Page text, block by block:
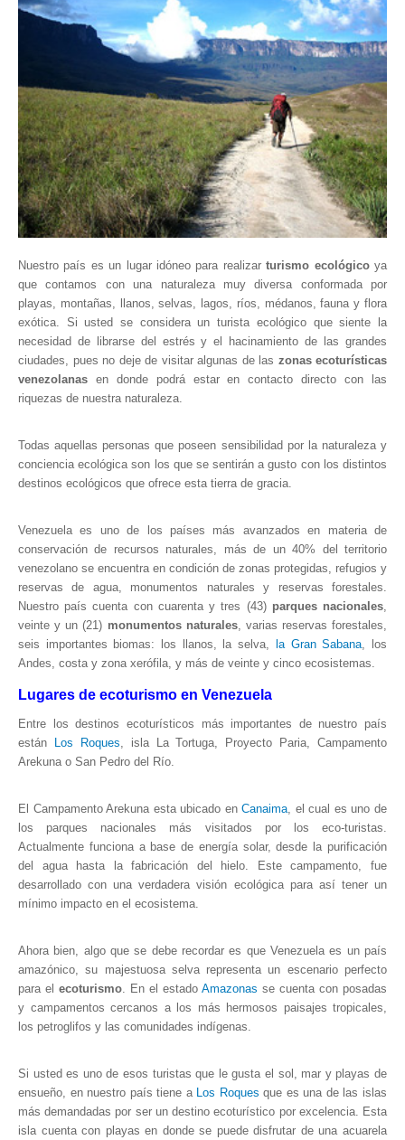
Parque Nacional Sierra Nevada
Parque Nacional Cinaruco-Capanaparo
Parque Nacional Parima-Tapirapeco
Parque Nacional Jaua-Sarisariñama
Ecoturismo en Venezuela
Montañas y Llanos
Zona Costera Venezolana
Amazonas
Delta Amacuro
Estado Sucre
La Colonia Tovar
La Gran Sabana
Mérida
Museos y otros sitios de interés en Anzoátegui
Museos y otros sitios de interés en Aragua
Museos y otros sitios de interés en Falcón
Museos y otros sitios de interés en Sucre
Puerto La Cruz
Destinos Turísticos
Noticias turísticas
Gastronomía
Cocinando a mi manera
Servicios
Hosting / Alojamiento para Websites
Publicidad
Tienda en línea
Nuestro país es un lugar idóneo para realizarturismo ecológicoya
que contamos con una naturaleza muy diversa conformada por
playas, montañas, llanos, selvas, lagos, ríos, médanos, fauna y flora
exótica. Si usted se considera un turista ecológico que siente la
necesidad de librarse del estrés y el hacinamiento de las grandes
ciudades, pues no deje de visitar algunas de las zonas ecoturísticas
venezolanas en donde podrá estar en contacto directo con las
riquezas de nuestra naturaleza.
Todas aquellas personas que poseen sensibilidad por la naturaleza y
conciencia ecológica son los que se sentirán a gusto con los distintos
destinos ecológicos que ofrece esta tierra de gracia.
Venezuela es uno de los países más avanzados en materia de
conservación de recursos naturales, más de un 40% del territorio
venezolano se encuentra en condición de zonas protegidas, refugios y
reservas de agua, monumentos naturales y reservas forestales.
Nuestro país cuenta con cuarenta y tres (43) parques nacionales
veinte y un (21) monumentos naturales, varias reservas forestales,
seis importantes biomas: los llanos, la selva, la Gran Sabana , los
Andes, costa y zona xerófila, y más de veinte y cinco ecosistemas.
Lugares de ecoturismo en Venezuela
Entre los destinos ecoturísticos más importantes de nuestro país
están Los Roques , isla La Tortuga, Proyecto Paria, Campamento
Arekuna o San Pedro del Río.
El Campamento Arekuna esta ubicado enCanaima , el cual es uno de
los parques nacionales más visitados por los eco-turistas.
Actualmente funciona a base de energía solar, desde la purificación
del agua hasta la fabricación del hielo. Este campamento, fue
desarrollado con una verdadera visión ecológica para así tener un
mínimo impacto en el ecosistema.
Ahora bien, algo que se debe recordar es que Venezuela es un país
amazónico, su majestuosa selva representa un escenario perfecto
para el ecoturismo . En el estado Amazonas se cuenta con posadas
y campamentos cercanos a los más hermosos paisajes tropicales,
los petroglifos y las comunidades indígenas.
Si usted es uno de esos turistas que le gusta el sol, mar y playas de
ensueño, en nuestro país tiene a Los Roques que es una de las islas
más demandadas por ser un destino ecoturístico por excelencia. Esta
isla cuenta con playas en donde se puede disfrutar de una acuarela